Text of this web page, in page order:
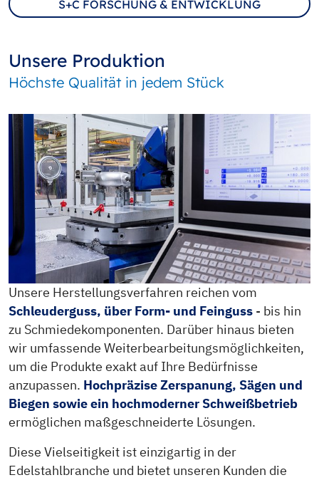
S+C FORSCHUNG & ENTWICKLUNG
Unsere Produktion
Höchste Qualität in jedem Stück
Unsere Herstellungsverfahren reichen vom
Schleuderguss, über Form- und Feinguss - bis hin
zu Schmiedekomponenten. Darüber hinaus bieten
wir umfassende Weiterbearbeitungsmöglichkeiten,
um die Produkte exakt auf Ihre Bedürfnisse
anzupassen. Hochpräzise Zerspanung, Sägen und
Biegen sowie ein hochmoderner Schweißbetrieb
ermöglichen maßgeschneiderte Lösungen.
Diese Vielseitigkeit ist einzigartig in der
Edelstahlbranche und bietet unseren Kunden die